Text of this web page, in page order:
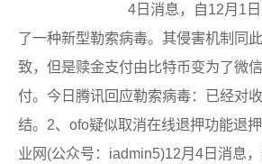
4日消息，自12月1
了一种新型勒索病毒。其侵害机制同
致，但是赎金支付由比特币变为了微
付。今日腾讯回应勒索病毒：已经对
结。2、ofo疑似取消在线退押功能退
业网(公众号：iadmin5)12月4日消息